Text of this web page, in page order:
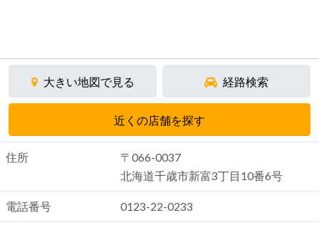
大きい地図で見る 経路検索
近くの店舗を探す
住所
〒066-0037
北海道千歳市新富3丁目10番6号
電話番号 0123-22-0233